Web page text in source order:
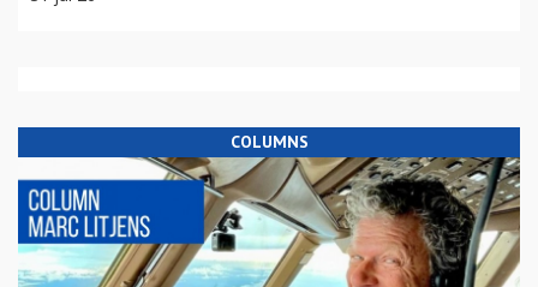
COLUMNS